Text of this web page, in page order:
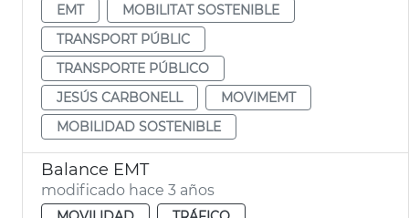
EMT
MOBILITAT SOSTENIBLE
TRANSPORT PÚBLIC
TRANSPORTE PÚBLICO
JESÚS CARBONELL
MOVIMEMT
MOBILIDAD SOSTENIBLE
Balance EMT
modificado hace 3 años